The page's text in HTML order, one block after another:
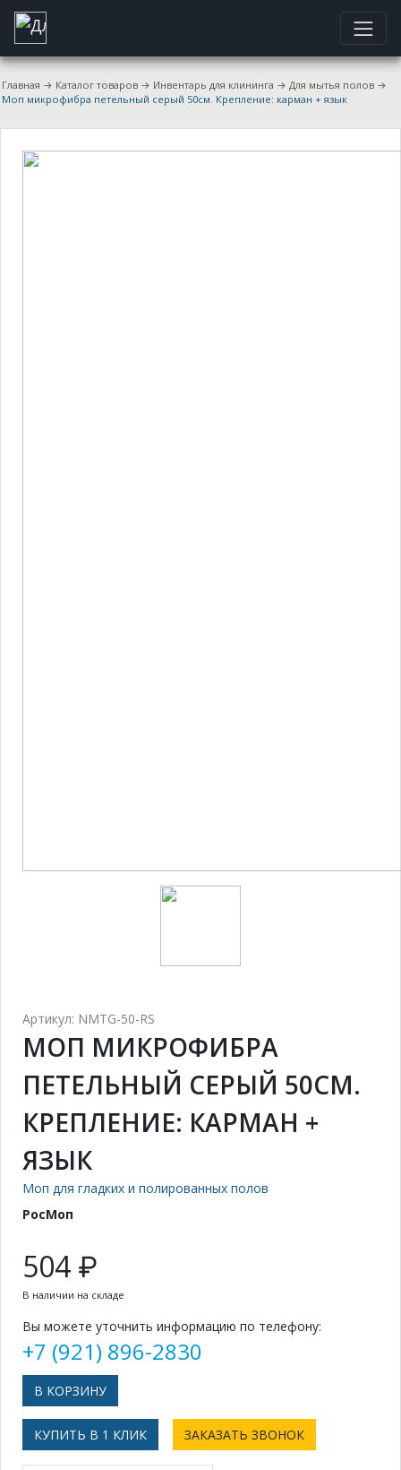
Главная → Каталог товаров → Инвентарь для клининга → Для мытья полов →
Моп микрофибра петельный серый 50см. Крепление: карман + язык
Артикул: NMTG-50-RS
МОП МИКРОФИБРА
ПЕТЕЛЬНЫЙ СЕРЫЙ 50СМ.
КРЕПЛЕНИЕ: КАРМАН +
ЯЗЫК
Моп для гладких и полированных полов
РосМоп
504 ₽
В наличии на складе
Вы можете уточнить информацию по телефону:
+7 (921) 896-2830
КУПИТЬ В 1 КЛИК ЗАКАЗАТЬ ЗВОНОК